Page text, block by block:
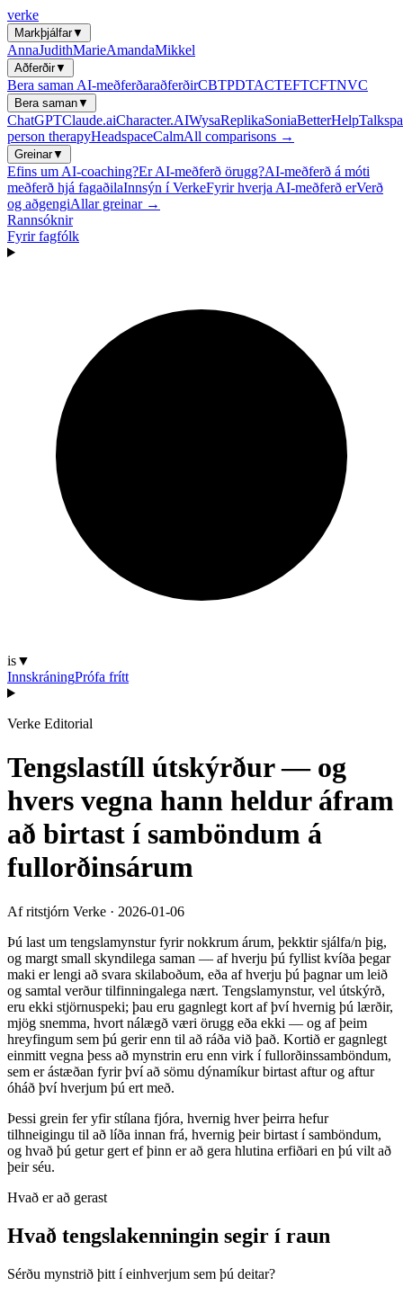
verke
Markþjálfar▼
AnnaJudithMarieAmandaMikkel
Aðferðir▼
Bera saman AI-meðferðaraðferðirCBTPDTACTEFTCFTNVC
Bera saman▼
ChatGPTClaude.aiCharacter.AIWysaReplikaSoniaBetterHelp
person therapyHeadspaceCalmAll comparisons →
Greinar▼
Efins um AI-coaching?Er AI-meðferð örugg?AI-meðferð á móti
meðferð hjá fagaðilaInnsýn í VerkeFyrir hverja AI-meðferð erVerð
og aðgengiAllar greinar →
Rannsóknir
Fyrir fagfólk
is▼
InnskráningPrófa frítt
Verke Editorial
Tengslastíll útskýrður — og
hvers vegna hann heldur áfram
að birtast í samböndum á
fullorðinsárum
Af ritstjórn Verke · 2026-01-06
Þú last um tengslamynstur fyrir nokkrum árum, þekktir sjálfa/n þig,
og margt small skyndilega saman — af hverju þú fyllist kvíða þegar
maki er lengi að svara skilaboðum, eða af hverju þú þagnar um leið
og samtal verður tilfinningalega nært. Tengslamynstur, vel útskýrð,
eru ekki stjörnuspeki; þau eru gagnlegt kort af því hvernig þú lærðir,
mjög snemma, hvort nálægð væri örugg eða ekki — og af þeim
hreyfingum sem þú gerir enn til að ráða við það. Kortið er gagnlegt
einmitt vegna þess að mynstrin eru enn virk í fullorðinssamböndum,
sem er ástæðan fyrir því að sömu dýnamíkur birtast aftur og aftur
óháð því hverjum þú ert með.
Þessi grein fer yfir stílana fjóra, hvernig hver þeirra hefur
tilhneigingu til að líða innan frá, hvernig þeir birtast í samböndum,
og hvað þú getur gert ef þinn er að gera hlutina erfiðari en þú vilt að
þeir séu.
Hvað er að gerast
Hvað tengslakenningin segir í raun
Sérðu mynstrið þitt í einhverjum sem þú deitar?